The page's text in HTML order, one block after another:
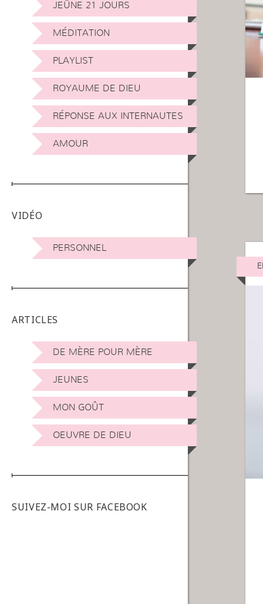
JEÛNE 21 JOURS
MÉDITATION
PLAYLIST
ROYAUME DE DIEU
RÉPONSE AUX INTERNAUTES
AMOUR
VIDÉO
PERSONNEL
ARTICLES
DE MÈRE POUR MÈRE
JEUNES
MON GOÛT
OEUVRE DE DIEU
SUIVEZ-MOI SUR FACEBOOK